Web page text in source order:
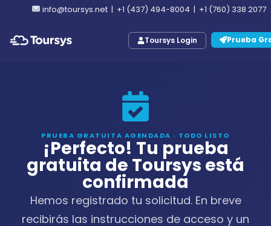
info@toursys.net | +1 (437) 494-8004 | +1 (760) 338 2077
Toursys Login Prueba
PRUEBA GRATUITA AGENDADA · TODO LISTO
¡Perfecto! Tu prueba
gratuita de Toursys está
confirmada
Hemos registrado tu solicitud. En breve
recibirás las instrucciones de acceso y un